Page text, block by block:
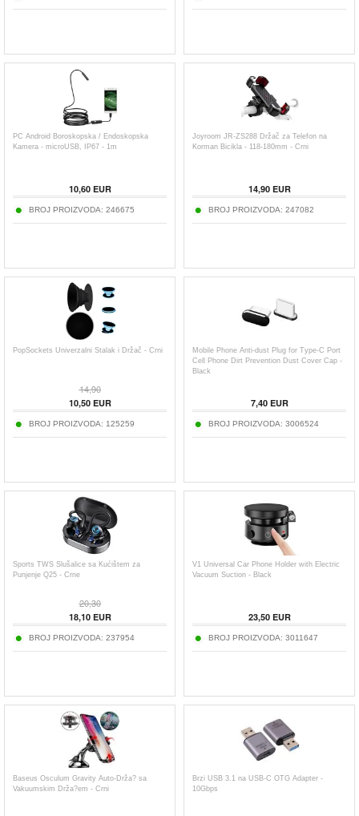
PC Android Boroskopska / Endoskopska
Kamera - microUSB, IP67 - 1m
10,60EUR
BROJ PROIZVODA: 246675
Joyroom JR-ZS288 Držač za Telefon na
Korman Bicikla - 118-180mm - Crni
14,90EUR
BROJ PROIZVODA: 247082
PopSockets Univerzalni Stalak i Držač - Crni
14,90
10,50EUR
BROJ PROIZVODA: 125259
Mobile Phone Anti-dust Plug for Type-C Port
Cell Phone Dirt Prevention Dust Cover Cap -
Black
7,40EUR
BROJ PROIZVODA: 3006524
Sports TWS Slušalice sa Kućištem za
Punjenje Q25 - Crne
20,30
18,10EUR
BROJ PROIZVODA: 237954
V1 Universal Car Phone Holder with Electric
Vacuum Suction - Black
23,50EUR
BROJ PROIZVODA: 3011647
Baseus Osculum Gravity Auto-Drža? sa
Vakuumskim Drža?em - Crni
Brzi USB 3.1 na USB-C OTG Adapter -
10Gbps